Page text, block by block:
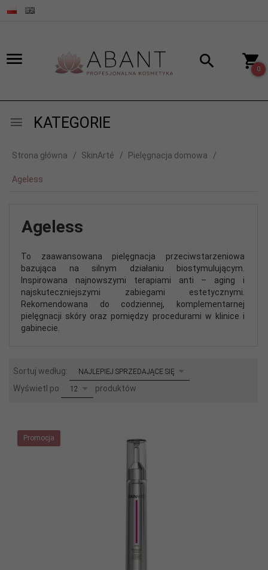
0
KATEGORIE
Strona główna SkinArté Pielęgnacja domowa
Ageless
Ageless
To zaawansowana pielęgnacja przeciwstarzeniowa
bazująca na silnym działaniu biostymulującym.
Inspirowana najnowszymi terapiami anti – aging i
najskuteczniejszymi zabiegami estetycznymi.
Rekomendowana do codziennej, komplementarnej
pielęgnacji skóry oraz pomiędzy procedurami w klinice i
gabinecie.
Sortuj według: sortNAJLEPIEJ SPRZEDAJĄCE SIĘ
Wyświetl po pop12 produktów
Promocja